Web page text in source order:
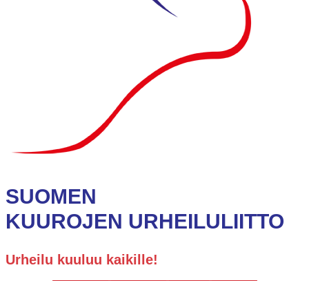
SUOMEN
KUUROJEN URHEILULIITTO
Urheilu kuuluu kaikille!